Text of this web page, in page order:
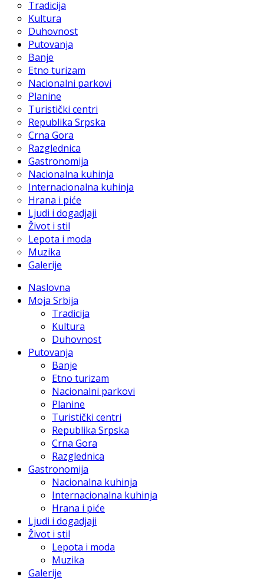
Tradicija
Kultura
Duhovnost
Putovanja
Banje
Etno turizam
Nacionalni parkovi
Planine
Turistički centri
Republika Srpska
Crna Gora
Razglednica
Gastronomija
Nacionalna kuhinja
Internacionalna kuhinja
Hrana i piće
Ljudi i dogadjaji
Život i stil
Lepota i moda
Muzika
Galerije
Naslovna
Moja Srbija
Tradicija
Kultura
Duhovnost
Putovanja
Banje
Etno turizam
Nacionalni parkovi
Planine
Turistički centri
Republika Srpska
Crna Gora
Razglednica
Gastronomija
Nacionalna kuhinja
Internacionalna kuhinja
Hrana i piće
Ljudi i dogadjaji
Život i stil
Lepota i moda
Muzika
Galerije